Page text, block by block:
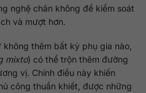
nghệ chân không để kiểm soát
và mượt hơn.
thêm bất kỳ phụ gia nào,
mixto) có thể trộn thêm đường
vị. Chính điều này khiến
công thuần khiết, được những